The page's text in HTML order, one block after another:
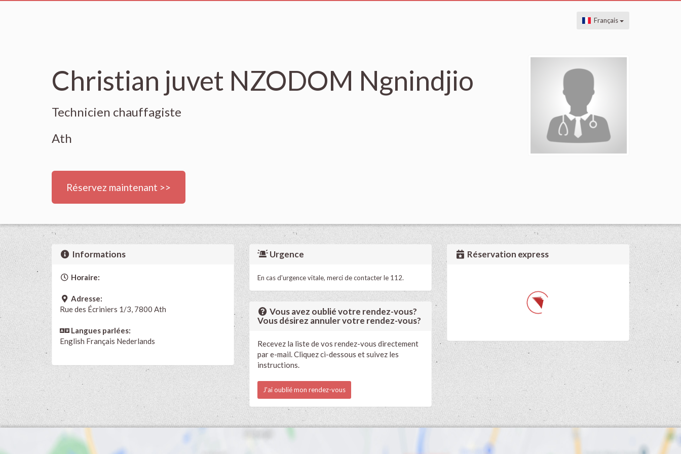
Français
Christian juvet NZODOM Ngnindjio
Technicien chauffagiste
Ath
Réservez maintenant >>
Informations
Horaire:
Adresse:
Rue des Écriniers 1/3, 7800 Ath
Langues parlées:
English Français Nederlands
Urgence
En cas d'urgence vitale, merci de contacter le 112.
Vous avez oublié votre rendez-vous?
Vous désirez annuler votre rendez-vous?
Recevez la liste de vos rendez-vous directement
par e-mail. Cliquez ci-dessous et suivez les
instructions.
J'ai oublié mon rendez-vous
Réservation express